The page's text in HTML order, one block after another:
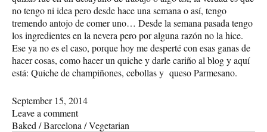
no tengo ni idea pero desde hace una semana o así, tengo
tremendo antojo de comer uno… Desde la semana pasada tengo
los ingredientes en la nevera pero por alguna razón no la hice.
Ese ya no es el caso, porque hoy me desperté con esas ganas de
hacer cosas, como hacer un quiche y darle cariño al blog y aquí
está: Quiche de champiñones, cebollas y queso Parmesano.
September 15, 2014
Leave a comment
Baked /Barcelona /Vegetarian